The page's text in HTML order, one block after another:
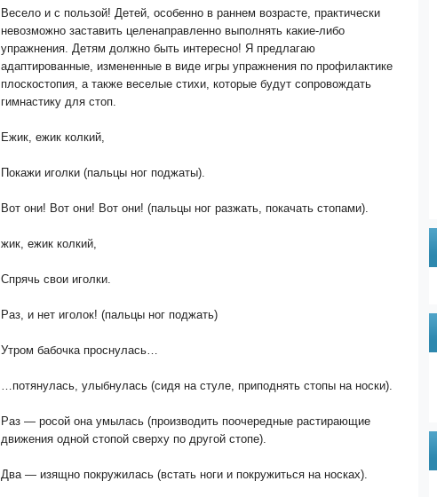
Весело и с пользой! Детей, особенно в раннем возрасте, практически
невозможно заставить целенаправленно выполнять какие-либо
упражнения. Детям должно быть интересно! Я предлагаю
адаптированные, измененные в виде игры упражнения по профилактике
плоскостопия, а также веселые стихи, которые будут сопровождать
гимнастику для стоп.
Ежик, ежик колкий,
Покажи иголки (пальцы ног поджаты).
Вот они! Вот они! Вот они! (пальцы ног разжать, покачать стопами).
жик, ежик колкий,
Спрячь свои иголки.
Раз, и нет иголок! (пальцы ног поджать)
Утром бабочка проснулась…
…потянулась, улыбнулась (сидя на стуле, приподнять стопы на носки).
Раз — росой она умылась (производить поочередные растирающие
движения одной стопой сверху по другой стопе).
Два — изящно покружилась (встать ноги и покружиться на носках).